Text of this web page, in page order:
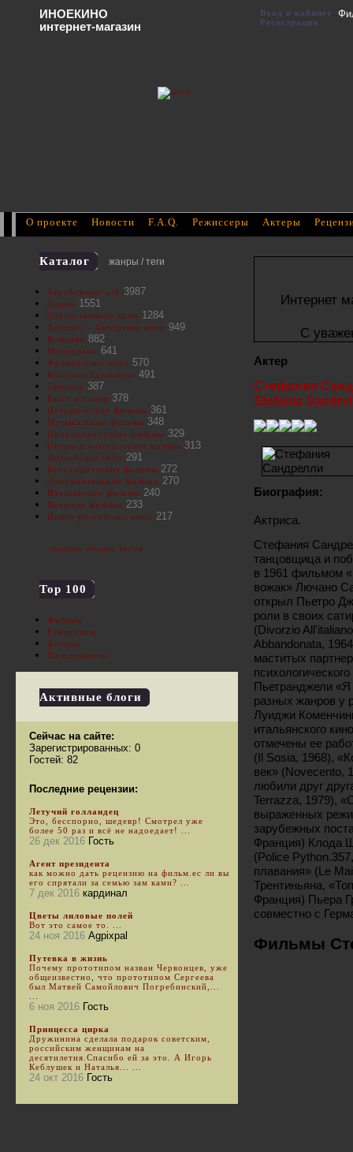
Интернет
С
Актер
Стефания
Stefania
Биография:
Актриса.
Стефания
танцовщица и
в 1961 фильмом
вожак» Лючано
открыл Пьетро
роли в своих
(Divorzio
Abbandonata,
маститых
Пьетранджели
разных жанров у
Луиджи
итальянского
отмечены ее
(Il Sosia, 1968),
век» (Novecento,
любили друг
Terrazza, 1979),
выраженных
зарубежных
Франция) Клода
(Police
плавания» (Le
Трентиньяна,
Франция) Пьера
совместно с
Фильмы
Каталог жанры / теги
Зарубежные х/ф 3987
Драма 1551
Отечественное кино 1284
Артхаус - Авторское кино 949
Комедия 882
Мелодрама 641
Французское кино 570
Классика Голливуда 491
Триллер 387
Балет и танец 378
Исторические фильмы 361
Музыкальные фильмы 348
Приключенческие фильмы 329
Оперы и классическая музыка 313
Английское кино 291
Биографические фильмы 272
Документальные фильмы 270
Итальянские фильмы 240
Военные фильмы 233
Новое российское кино 217
полное облако тегов
Top 100
Фильмы
Режиссеры
Актеры
Пользователи
Активные блоги
Сейчас на сайте:
Зарегистрированных: 0
Гостей: 82
Последние рецензии:
Летучий голландец
Это, бесспорно, шедевр! Смотрел уже
более 50 раз и всё не надоедает! ...
26 дек 2016 Гость
Агент президента
как можно дать рецензию на фильм.ес ли вы
его спрятали за семью зам ками? ...
7 дек 2016 кардинал
Цветы лиловые полей
Вот это самое то. ...
24 ноя 2016 Agpixpal
Путевка в жизнь
Почему прототипом назван Червонцев, уже
общеизвестно, что прототипом Сергеева
был Матвей Самойлович Погребинский,...
6 ноя 2016 Гость
Принцесса цирка
Дружинина сделала подарок советским,
российским женщинам на
десятилетия.Спасибо ей за это. А Игорь
Кеблушек и Наталья... ...
24 окт 2016 Гость
О проекте Новости F.A.Q. Режиссеры Актеры
ИНОЕКИНО
интернет-магазин
Вход в кабинет
Регистрация